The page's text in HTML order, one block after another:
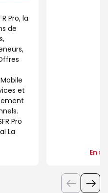
Pro, la
de
et
Pro
La
En